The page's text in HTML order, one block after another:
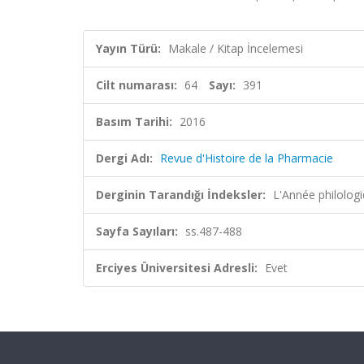
Yayın Türü: Makale / Kitap İncelemesi
Cilt numarası: 64 Sayı: 391
Basım Tarihi: 2016
Dergi Adı: Revue d'Histoire de la Pharmacie
Derginin Tarandığı İndeksler: L'Année
Sayfa Sayıları: ss.487-488
Erciyes Üniversitesi Adresli: Evet